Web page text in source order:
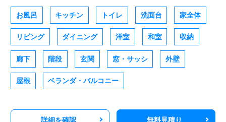
お風呂 キッチン トイレ 洗面台 家全体
リビング ダイニング 洋室 和室 収納
廊下 階段 玄関 窓・サッシ 外壁
屋根 ベランダ・バルコニー
詳細を確認 無料見積り